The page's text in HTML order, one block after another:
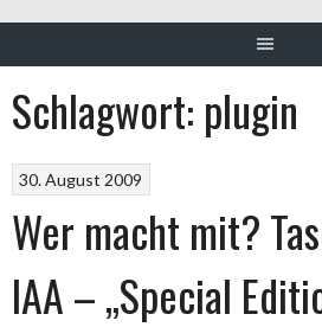
Schlagwort: plugin
30. August 2009
Wer macht mit?
IAA – „Special